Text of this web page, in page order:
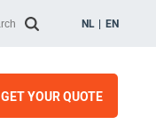
NL EN
GET YOUR QUOTE